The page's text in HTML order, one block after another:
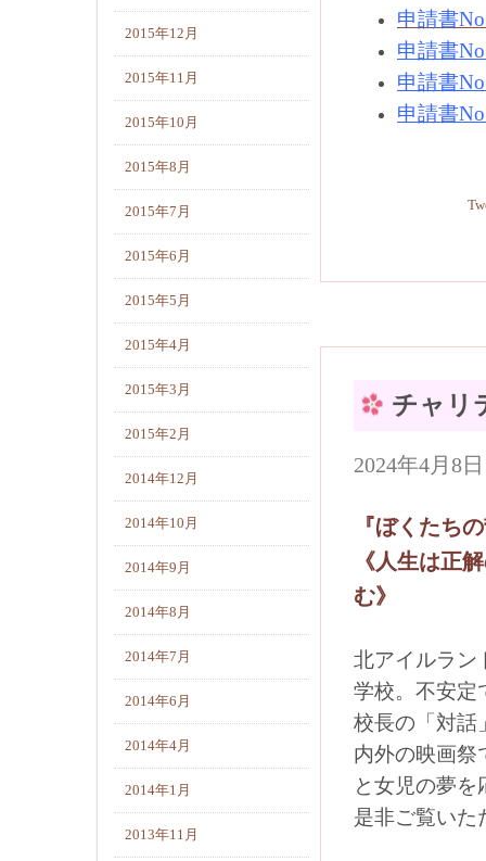
申請書
申請書
申請書
申請書
チャリ
2024年4月8
『ぼくたち
《人生は正
む》
北アイルラン
学校。不安定
校長の「対話
内外の映画祭
と女児の夢
是非ご覧いた
2015年12月
2015年11月
2015年10月
2015年8月
2015年7月
2015年6月
2015年5月
2015年4月
2015年3月
2015年2月
2014年12月
2014年10月
2014年9月
2014年8月
2014年7月
2014年6月
2014年4月
2014年1月
2013年11月